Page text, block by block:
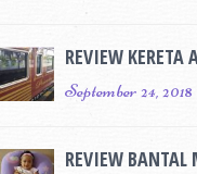
REVIEW KERETA
September 24, 2018
REVIEW BANTAL